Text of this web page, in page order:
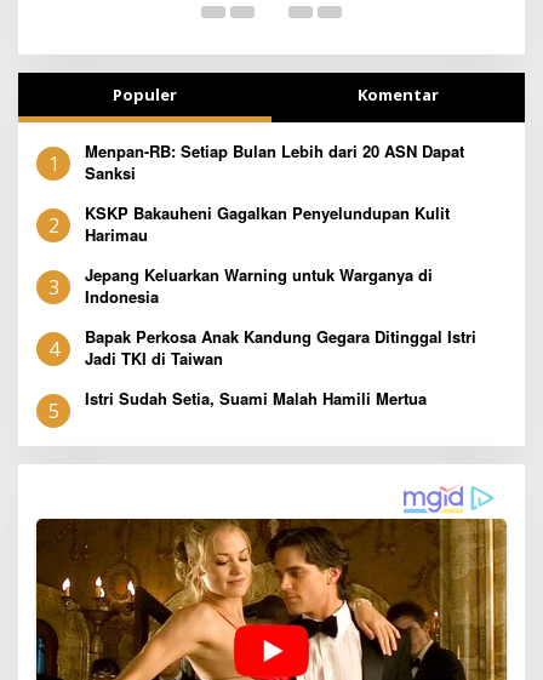
Populer Komentar
1
Menpan-RB: Setiap Bulan Lebih dari 20 ASN Dapat
Sanksi
2
KSKP Bakauheni Gagalkan Penyelundupan Kulit
Harimau
3
Jepang Keluarkan Warning untuk Warganya di
Indonesia
4
Bapak Perkosa Anak Kandung Gegara Ditinggal Istri
Jadi TKI di Taiwan
5 Istri Sudah Setia, Suami Malah Hamili Mertua